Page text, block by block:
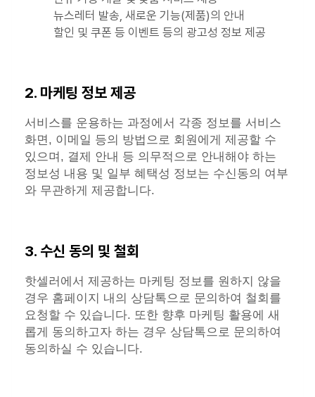
뉴스레터 발송, 새로운 기능(제품)의 안내
할인 및 쿠폰 등 이벤트 등의 광고성 정보 제공
2. 마케팅 정보 제공
서비스를 운용하는 과정에서 각종 정보를 서비스
화면, 이메일 등의 방법으로 회원에게 제공할 수
있으며, 결제 안내 등 의무적으로 안내해야 하는
정보성 내용 및 일부 혜택성 정보는 수신동의 여부
와 무관하게 제공합니다.
3. 수신 동의 및 철회
핫셀러에서 제공하는 마케팅 정보를 원하지 않을
경우 홈페이지 내의 상담톡으로 문의하여 철회를
요청할 수 있습니다. 또한 향후 마케팅 활용에 새
롭게 동의하고자 하는 경우 상담톡으로 문의하여
동의하실 수 있습니다.